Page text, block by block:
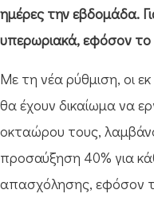
ημέρες την εβδομάδα.
υπερωριακά, εφόσον το
Με τη νέα ρύθμιση, οι
θα έχουν δικαίωμα να
οκταώρου τους,
προσαύξηση 40% για
απασχόλησης, εφόσον